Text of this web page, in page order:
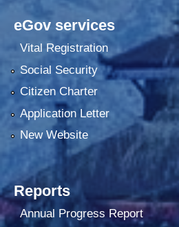
eGov services
Vital Registration
Social Security
Citizen Charter
Application Letter
New Website
Reports
Annual Progress Report